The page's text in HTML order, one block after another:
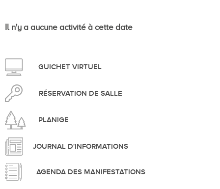
Il n'y a aucune activité à cette date
GUICHET VIRTUEL
RÉSERVATION DE SALLE
PLANIGE
JOURNAL D'INFORMATIONS
AGENDA DES MANIFESTATIONS